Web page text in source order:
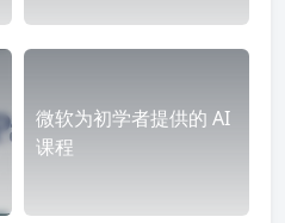
微软为初学者提供的 AI
课程